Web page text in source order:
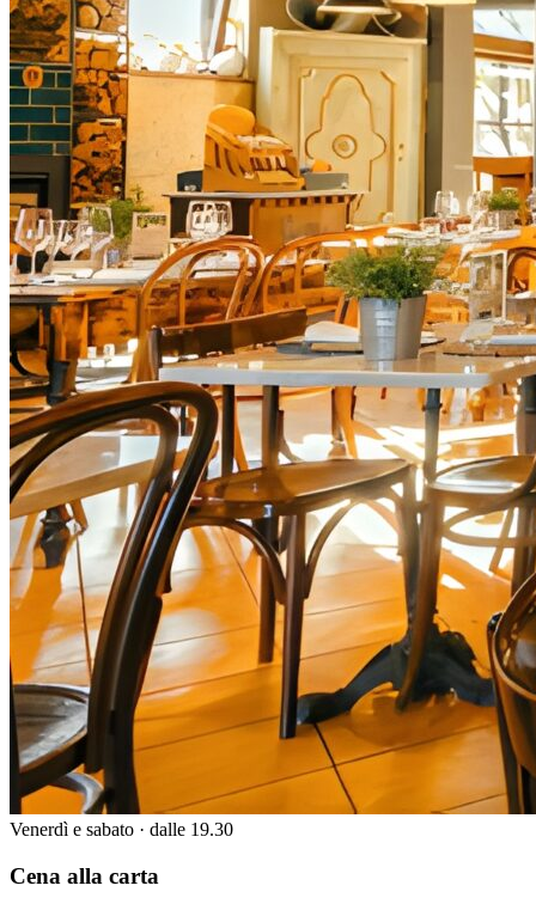
Venerdì e sabato · dalle 19.30
Cena alla carta